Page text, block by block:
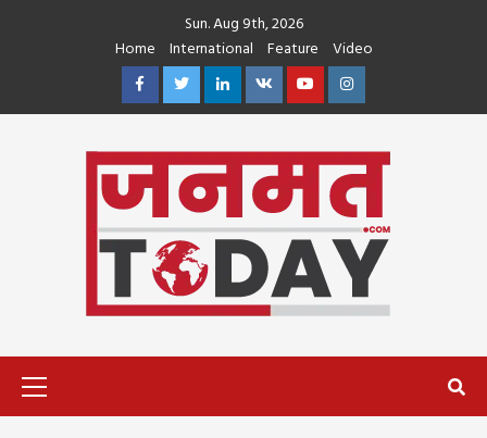
Sun. Aug 9th, 2026
Home
International Feature
Video
FacebookTwitterLinkedin
VK YoutubeInstagram